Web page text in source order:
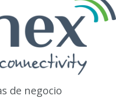
de negocio